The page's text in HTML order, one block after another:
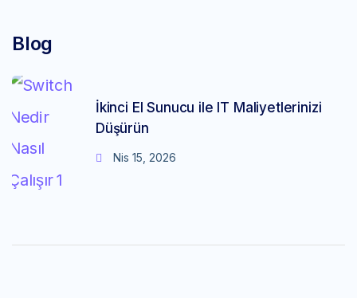
Blog
İkinci El Sunucu ile IT Maliyetlerinizi
Düşürün
Nis 15, 2026